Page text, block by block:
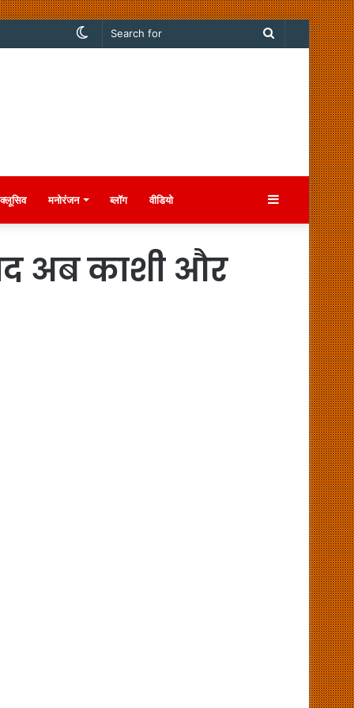
Search
Switch
मनोरंजन ब्लॉग वीडियो Sidebar
अब काशी और